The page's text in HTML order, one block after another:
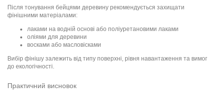
Після тонування бейцями деревину рекомендується захищати
фінішними матеріалами:
лаками на водній основі або поліуретановими лаками
оліями для деревини
восками або масловісками
Вибір фінішу залежить від типу поверхні, рівня навантаження та вимог
до екологічності.
Практичний висновок